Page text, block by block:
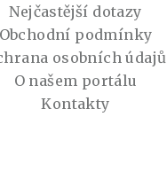
Nejčastější dotazy
Obchodní podmínky
osobních údajů
O našem portálu
Kontakty